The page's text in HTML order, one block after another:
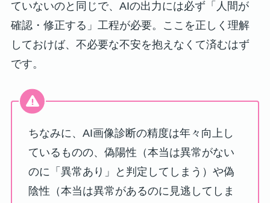
ていないのと同じで、AIの出力には必ず「人間が
確認・修正する」工程が必要。ここを正しく理解
しておけば、不必要な不安を抱えなくて済むはず
です。
ちなみに、AI画像診断の精度は年々向上し
ているものの、偽陽性（本当は異常がない
のに「異常あり」と判定してしまう）や偽
陰性（本当は異常があるのに見逃してしま